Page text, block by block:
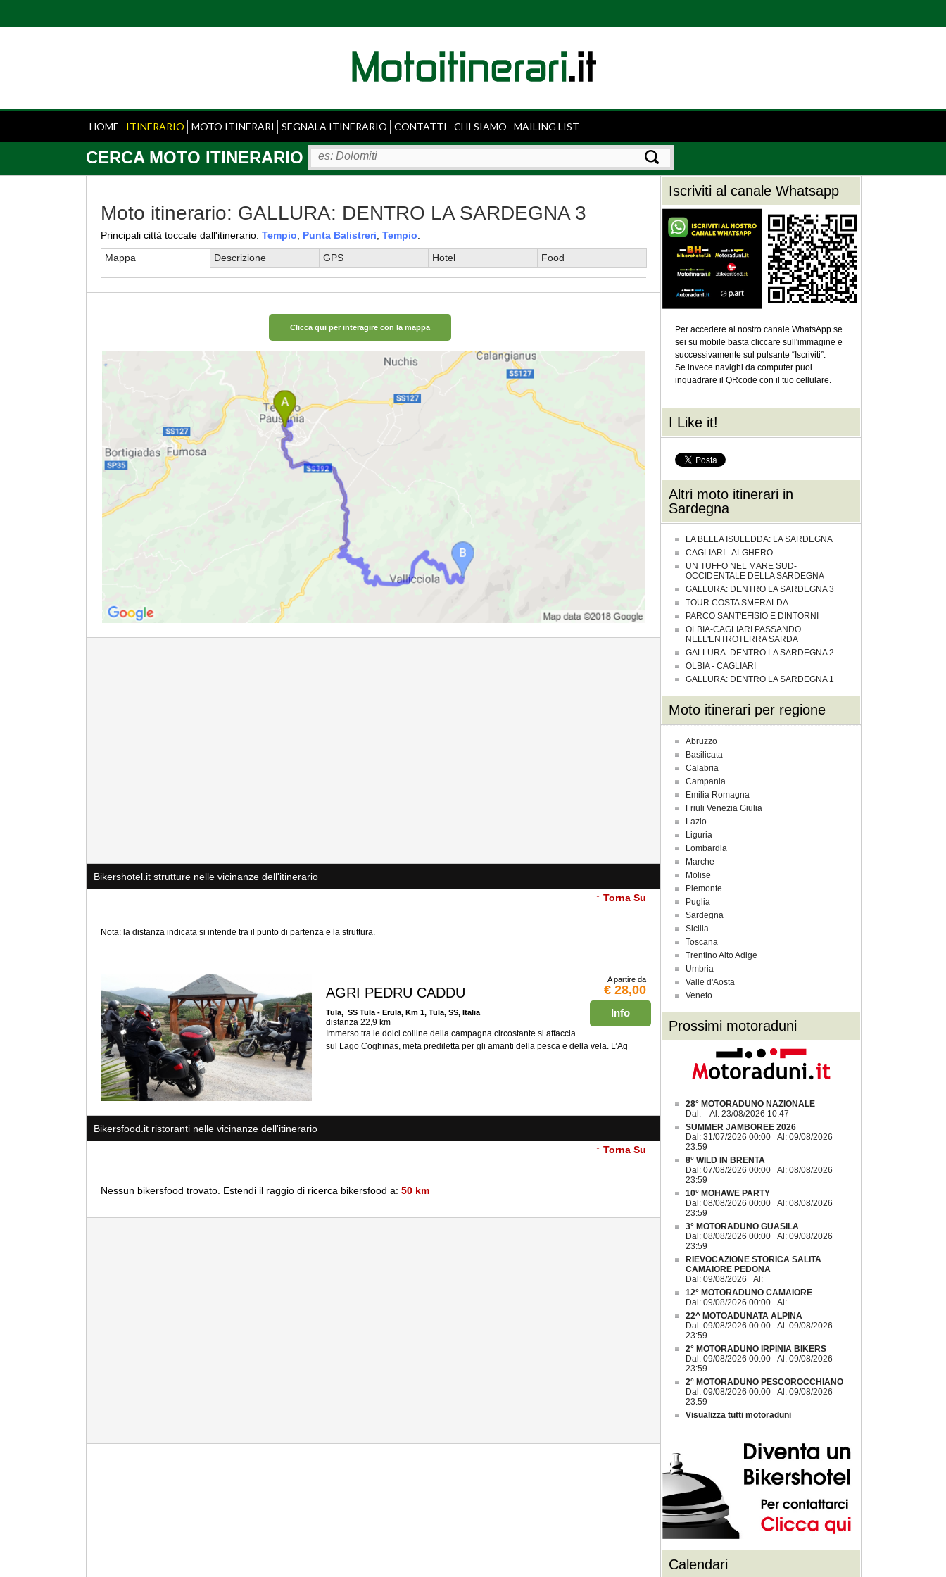
HOME ITINERARIO MOTO ITINERARI SEGNALA ITINERARIO CONTATTI CHI SIAMO MAILING LIST
CERCA MOTO ITINERARIO
Moto itinerario: GALLURA: DENTRO LA SARDEGNA 3
Principali città toccate dall'itinerario: Tempio Punta Balistreri Tempio
Mappa
Descrizione GPS Hotel Food
Clicca qui per interagire con la mappa
Bikershotel.it strutture nelle vicinanze dell'itinerario
↑ Torna Su
Nota: la distanza indicata si intende tra il punto di partenza e la struttura.
A partire da
€ 28,00
Info
AGRI PEDRU CADDU
Tula, SS Tula - Erula, Km 1, Tula, SS, Italia
distanza 22,9 km
Immerso tra le dolci colline della campagna circostante si affaccia
sul Lago Coghinas, meta prediletta per gli amanti della pesca e della vela. L’Ag
Bikersfood.it ristoranti nelle vicinanze dell'itinerario
↑ Torna Su
Nessun bikersfood trovato. Estendi il raggio di ricerca bikersfood a: 50 km
Iscriviti al canale Whatsapp
Per accedere al nostro canale WhatsApp se
sei su mobile basta cliccare sull'immagine e
successivamente sul pulsante “Iscriviti”.
Se invece navighi da computer puoi
inquadrare il QRcode con il tuo cellulare.
I Like it!
Altri moto itinerari in
Sardegna
LA BELLA ISULEDDA: LA SARDEGNA
CAGLIARI - ALGHERO
UN TUFFO NEL MARE SUD-
OCCIDENTALE DELLA SARDEGNA
GALLURA: DENTRO LA SARDEGNA 3
TOUR COSTA SMERALDA
PARCO SANT'EFISIO E DINTORNI
OLBIA-CAGLIARI PASSANDO
NELL'ENTROTERRA SARDA
GALLURA: DENTRO LA SARDEGNA 2
OLBIA - CAGLIARI
GALLURA: DENTRO LA SARDEGNA 1
Moto itinerari per regione
Abruzzo
Basilicata
Calabria
Campania
Emilia Romagna
Friuli Venezia Giulia
Lazio
Liguria
Lombardia
Marche
Molise
Piemonte
Puglia
Sardegna
Sicilia
Toscana
Trentino Alto Adige
Umbria
Valle d'Aosta
Veneto
Prossimi motoraduni
28° MOTORADUNO NAZIONALE
Dal: Al: 23/08/2026 10:47
SUMMER JAMBOREE 2026
Dal: 31/07/2026 00:00 Al: 09/08/2026
23:59
8° WILD IN BRENTA
Dal: 07/08/2026 00:00 Al: 08/08/2026
23:59
10° MOHAWE PARTY
Dal: 08/08/2026 00:00 Al: 08/08/2026
23:59
3° MOTORADUNO GUASILA
Dal: 08/08/2026 00:00 Al: 09/08/2026
23:59
RIEVOCAZIONE STORICA SALITA
CAMAIORE PEDONA
Dal: 09/08/2026 Al:
12° MOTORADUNO CAMAIORE
Dal: 09/08/2026 00:00 Al:
22^ MOTOADUNATA ALPINA
Dal: 09/08/2026 00:00 Al: 09/08/2026
23:59
2° MOTORADUNO IRPINIA BIKERS
Dal: 09/08/2026 00:00 Al: 09/08/2026
23:59
2° MOTORADUNO PESCOROCCHIANO
Dal: 09/08/2026 00:00 Al: 09/08/2026
23:59
Visualizza tutti motoraduni
Calendari